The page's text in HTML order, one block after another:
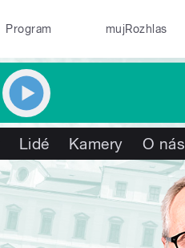
Program mujRozhlas
Lidé Kamery O nás